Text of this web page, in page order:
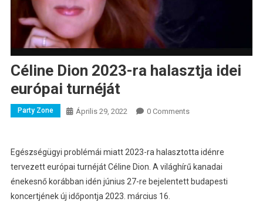
Céline Dion 2023-ra halasztja idei
európai turnéját
Party Zone Április 29, 2022 0 Comments
Egészségügyi problémái miatt 2023-ra halasztotta idénre
tervezett európai turnéját Céline Dion. A világhírű kanadai
énekesnő korábban idén június 27-re bejelentett budapesti
koncertjének új időpontja 2023. március 16.